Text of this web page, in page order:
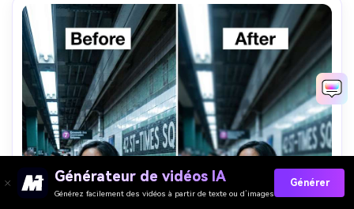
Générateur de vidéos IA
Générez facilement des vidéos à partir de texte ou d’images
Générer